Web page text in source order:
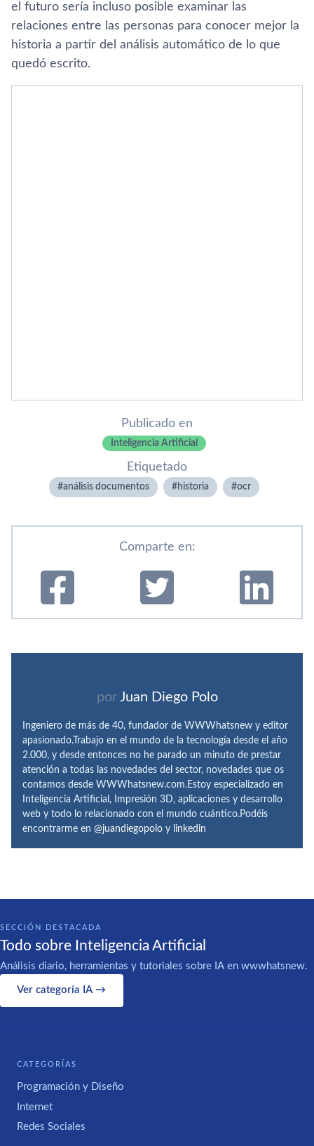
el futuro sería incluso posible examinar las
relaciones entre las personas para conocer mejor la
historia a partir del análisis automático de lo que
quedó escrito.
Publicado en
Inteligencia Artificial
Etiquetado
análisis documentos historia ocr
Comparte en:
por Juan Diego Polo
Ingeniero de más de 40, fundador de WWWhatsnew y editor
apasionado.Trabajo en el mundo de la tecnología desde el año
2.000, y desde entonces no he parado un minuto de prestar
atención a todas las novedades del sector, novedades que os
contamos desde WWWhatsnew.com.Estoy especializado en
Inteligencia Artificial, Impresión 3D, aplicaciones y desarrollo
web y todo lo relacionado con el mundo cuántico.Podéis
encontrarme en @juandiegopolo y linkedin
SECCIÓN DESTACADA
Todo sobre Inteligencia Artificial
Análisis diario, herramientas y tutoriales sobre IA en wwwhatsnew.
Ver categoría IA →
CATEGORÍAS
Programación y Diseño
Internet
Redes Sociales